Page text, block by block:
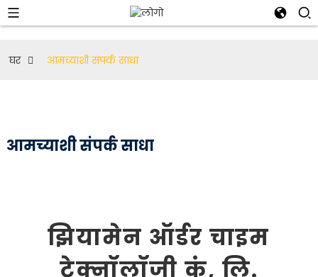
घर आमच्याशी संपर्क साधा
आमच्याशी संपर्क साधा
झियामेन ऑर्डर चाइम
टेक्नॉलॉजी कं, लि.